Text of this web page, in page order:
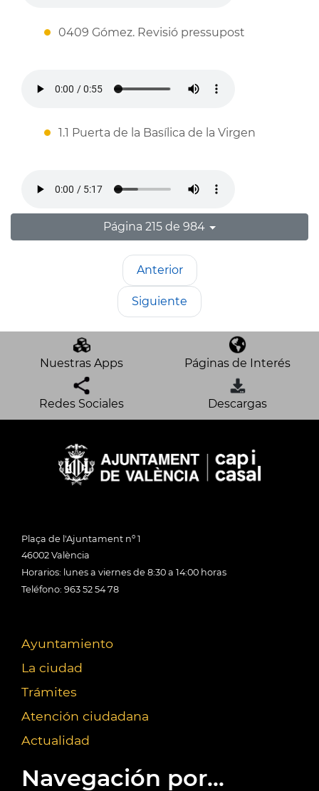
0409 Gómez. Revisió pressupost
1.1 Puerta de la Basílica de la Virgen
Página 215 de 984
Anterior
Siguiente
Nuestras Apps Páginas de Interés
Redes Sociales Descargas
Plaça de l'Ajuntament nº 1
46002 València
Horarios: lunes a viernes de 8:30 a 14:00 horas
Teléfono: 963 52 54 78
Ayuntamiento
La ciudad
Trámites
Atención ciudadana
Actualidad
Navegación por...